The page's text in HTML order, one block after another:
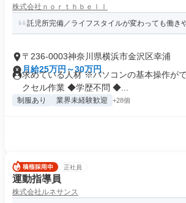
株式会社ｎｏｒｔｈｂｅｌｌ
託児所完備／ライフスタイルが変わっても働き
〒236-0003神奈川県横浜市金沢区幸浦
月給25万円～30万円
求めている人材 ※パソコンの基本操作が
クセル作業 ◆学歴不問 ◆...
制服あり 業界未経験歓迎 +28個
正社員
運動指導員
株式会社ルネサンス